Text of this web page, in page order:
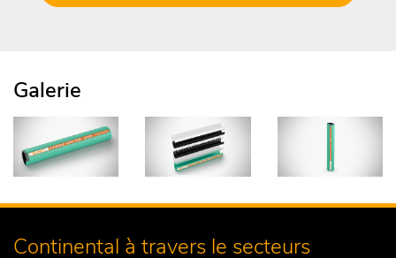
Galerie
Continental à travers le secteurs